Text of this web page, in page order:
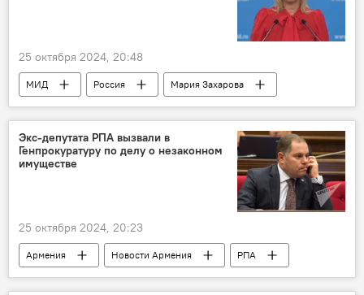
25 октября 2024, 20:48
МИД Россия Мария Захарова
Экс-депутата РПА вызвали в
Генпрокуратуру по делу о незаконном
имуществе
25 октября 2024, 20:23
Армения Новости Армения
РПА
Генпрокуратура
депутат